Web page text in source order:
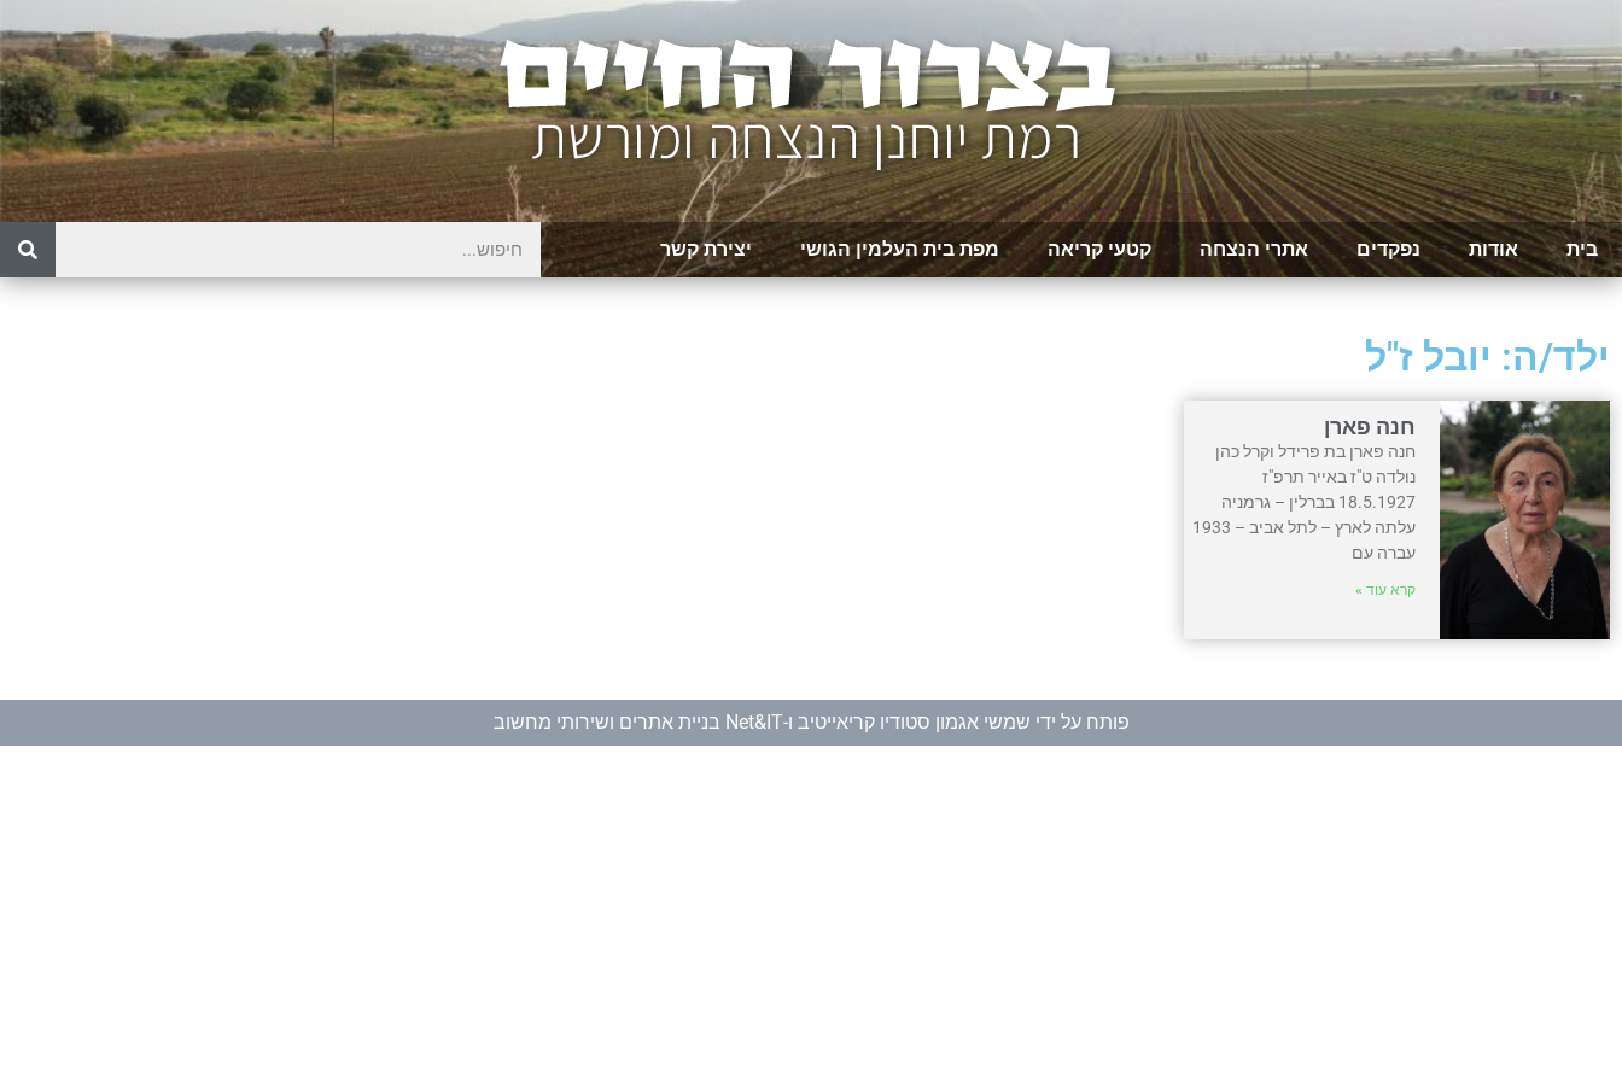
בית אודות נפקדים אתרי הנצחה קטעי קריאה מפת בית העלמין הגושי יצירת קשר
ילד/ה: יובל ז"ל
חנה פארן
חנה פארן בת פרידל וקרל כהן
נולדה ט"ז באייר תרפ"ז
18.5.1927 בברלין – גרמניה
עלתה לארץ – לתל אביב – 1933
עברה עם
קרא עוד »
פותח על ידי שמשי אגמון סטודיו קריאייטיב ו-Net&IT בניית אתרים ושירותי מחשוב